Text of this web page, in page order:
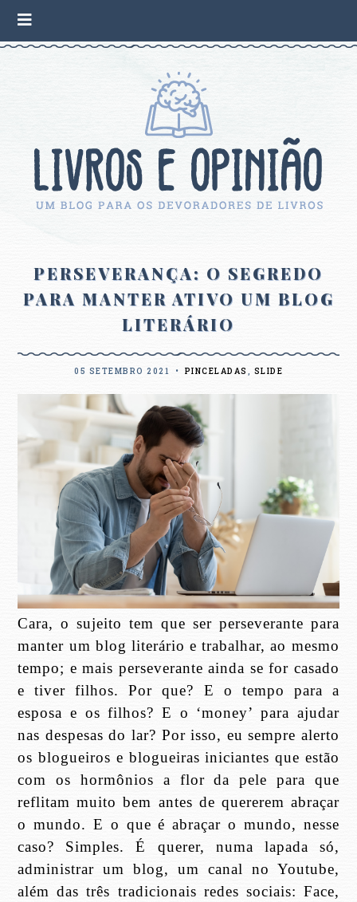
PERSEVERANÇA: O SEGREDO
PARA MANTER ATIVO UM BLOG
LITERÁRIO
05 SETEMBRO 2021 • PINCELADAS , SLIDE
Cara, o sujeito tem que ser perseverante para
manter um blog literário e trabalhar, ao mesmo
tempo; e mais perseverante ainda se for casado
e tiver filhos. Por que? E o tempo para a
esposa e os filhos? E o ‘money’ para ajudar
nas despesas do lar? Por isso, eu sempre alerto
os blogueiros e blogueiras iniciantes que estão
com os hormônios a flor da pele para que
reflitam muito bem antes de quererem abraçar
o mundo. E o que é abraçar o mundo, nesse
caso? Simples. É querer, numa lapada só,
administrar um blog, um canal no Youtube,
além das três tradicionais redes sociais: Face,